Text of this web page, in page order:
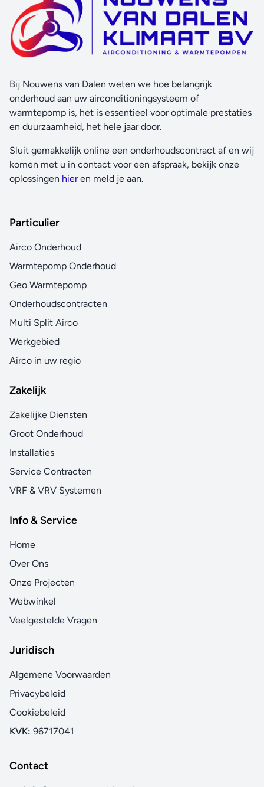
Bij Nouwens van Dalen weten we hoe belangrijk
onderhoud aan uw airconditioningsysteem of
warmtepomp is, het is essentieel voor optimale prestaties
en duurzaamheid, het hele jaar door.
Sluit gemakkelijk online een onderhoudscontract af en wij
komen met u in contact voor een afspraak, bekijk onze
oplossingen hieren meld je aan.
Particulier
Airco Onderhoud
Warmtepomp Onderhoud
Geo Warmtepomp
Onderhoudscontracten
Multi Split Airco
Werkgebied
Airco in uw regio
Zakelijk
Zakelijke Diensten
Groot Onderhoud
Installaties
Service Contracten
VRF & VRV Systemen
Info & Service
Home
Over Ons
Onze Projecten
Webwinkel
Veelgestelde Vragen
Juridisch
Algemene Voorwaarden
Privacybeleid
Cookiebeleid
KVK: 96717041
Contact